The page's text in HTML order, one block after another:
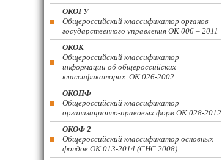
ОКОГУ
Общероссийский классификатор органов
государственного управления ОК 006 – 2011
ОКОК
Общероссийский классификатор
информации об общероссийских
классификаторах. ОК 026-2002
ОКОПФ
Общероссийский классификатор
организационно-правовых форм ОК 028-2012
ОКОФ 2
Общероссийский классификатор основных
фондов ОК 013-2014 (СНС 2008)